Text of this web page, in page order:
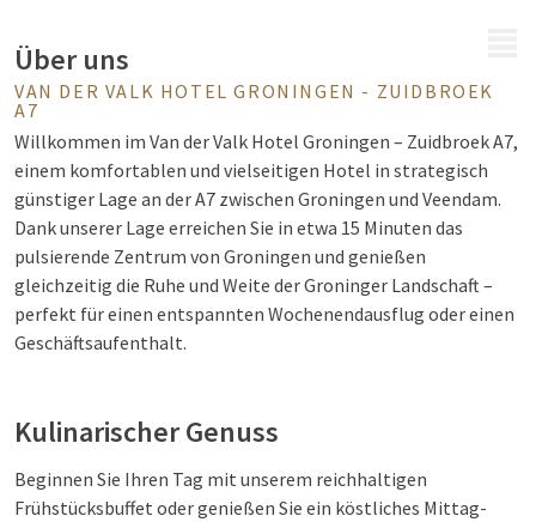
Über uns
VAN DER VALK HOTEL GRONINGEN - ZUIDBROEK
A7
Willkommen im Van der Valk Hotel Groningen – Zuidbroek A7,
einem komfortablen und vielseitigen Hotel in strategisch
günstiger Lage an der A7 zwischen Groningen und Veendam.
Dank unserer Lage erreichen Sie in etwa 15 Minuten das
pulsierende Zentrum von Groningen und genießen
gleichzeitig die Ruhe und Weite der Groninger Landschaft –
perfekt für einen entspannten Wochenendausflug oder einen
Geschäftsaufenthalt.
Kulinarischer Genuss
Beginnen Sie Ihren Tag mit unserem reichhaltigen
Frühstücksbuffet oder genießen Sie ein köstliches Mittag-